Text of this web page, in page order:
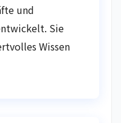
und
Sie
Wissen